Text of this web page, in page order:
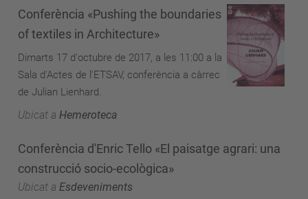
Conferència «Pushing the boundaries
of textiles in Architecture»
Dimarts 17 d'octubre de 2017, a les 11:00 a la
Sala d'Actes de l'ETSAV, conferència a càrrec
de Julian Lienhard.
Ubicat a Hemeroteca
Conferència d'Enric Tello «El paisatge agrari: una
construcció socio-ecològica»
Ubicat a Esdeveniments